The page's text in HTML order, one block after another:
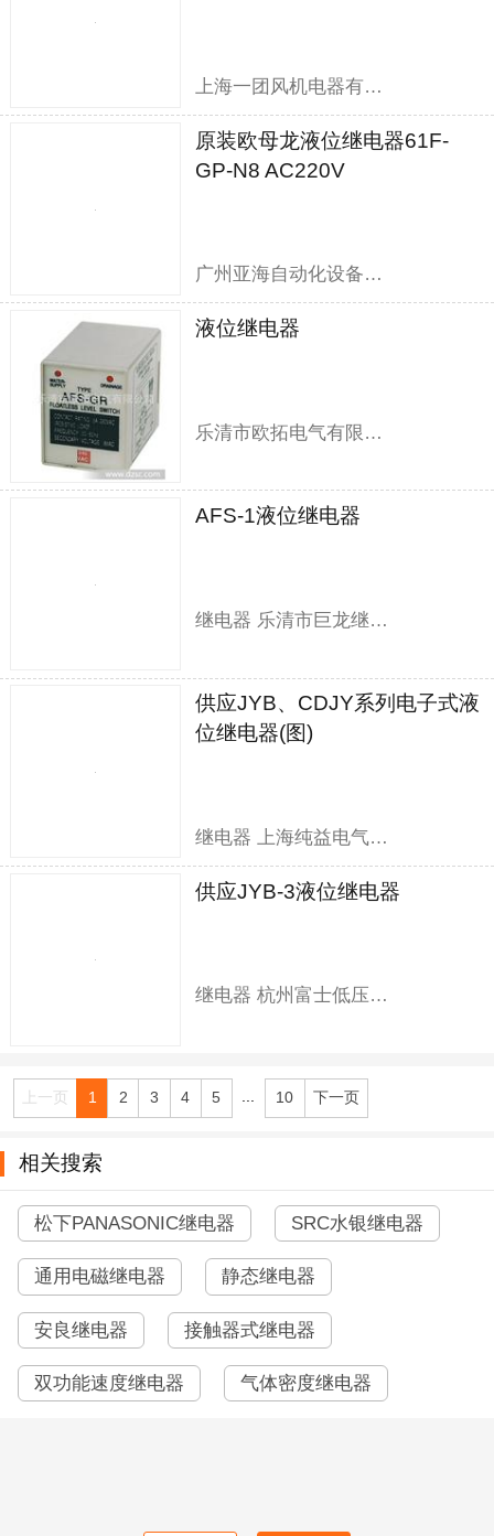
上海一团风机电器有限公司
原装欧母龙液位继电器61F-
GP-N8 AC220V
广州亚海自动化设备有限公司
液位继电器
乐清市欧拓电气有限公司
AFS-1液位继电器
继电器 乐清市巨龙继电器有限公司
供应JYB、CDJY系列电子式液
位继电器(图)
继电器 上海纯益电气有限公司
供应JYB-3液位继电器
继电器 杭州富士低压电器有限公司
上一页 1 2 3 4 5 ... 10 下一页
相关搜索
松下PANASONIC继电器 SRC水银继电器
通用电磁继电器 静态继电器
安良继电器 接触器式继电器
双功能速度继电器 气体密度继电器